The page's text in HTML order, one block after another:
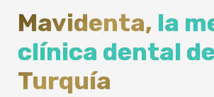
Mavidenta, la
clínica dental de
Turquía